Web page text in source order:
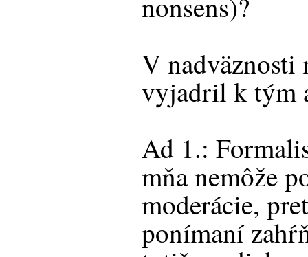
V nadväznosti
vyjadril k tým
Ad 1.:
mňa nemôže
moderácie,
ponímaní